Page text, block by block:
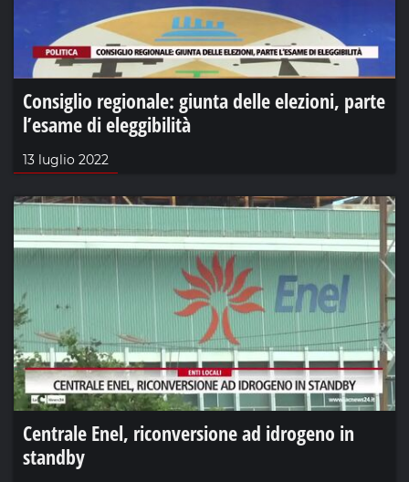
Consiglio regionale: giunta delle elezioni, parte
l’esame di eleggibilità
13 luglio 2022
Centrale Enel, riconversione ad idrogeno in
standby